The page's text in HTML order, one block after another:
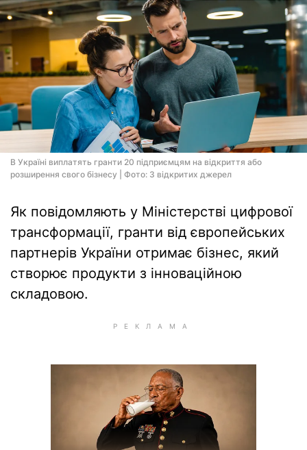
В Україні виплатять гранти 20 підприємцям на відкриття або
розширення свого бізнесу | Фото: З відкритих джерел
Як повідомляють у Міністерстві цифрової
трансформації, гранти від європейських
партнерів України отримає бізнес, який
створює продукти з інноваційною
складовою.